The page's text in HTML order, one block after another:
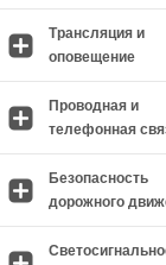
Трансляция и
оповещение
Проводная и
телефонная
Безопасность
дорожного